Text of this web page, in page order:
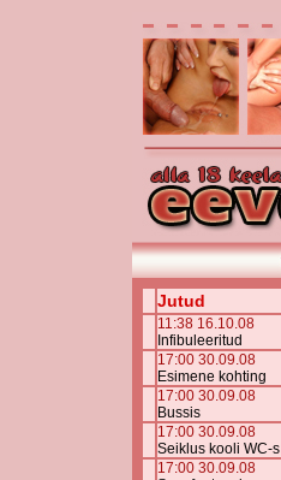
Jutud
11:38 16.10.08
Infibuleeritud
17:00 30.09.08
Esimene kohting
17:00 30.09.08
Bussis
17:00 30.09.08
Seiklus kooli WC-s
17:00 30.09.08